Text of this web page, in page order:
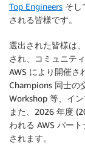
Top Engineers そし
される皆様です。
選出された皆様は
され、コミュニテ
AWS により開催さ
Champions 同士の
Workshop 等、イ
また、2026 年度
われる AWS パー
されます。